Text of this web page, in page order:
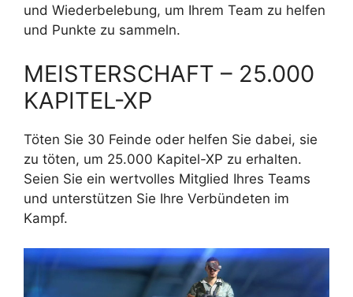
und Wiederbelebung, um Ihrem Team zu helfen
und Punkte zu sammeln.
MEISTERSCHAFT – 25.000
KAPITEL-XP
Töten Sie 30 Feinde oder helfen Sie dabei, sie
zu töten, um 25.000 Kapitel-XP zu erhalten.
Seien Sie ein wertvolles Mitglied Ihres Teams
und unterstützen Sie Ihre Verbündeten im
Kampf.